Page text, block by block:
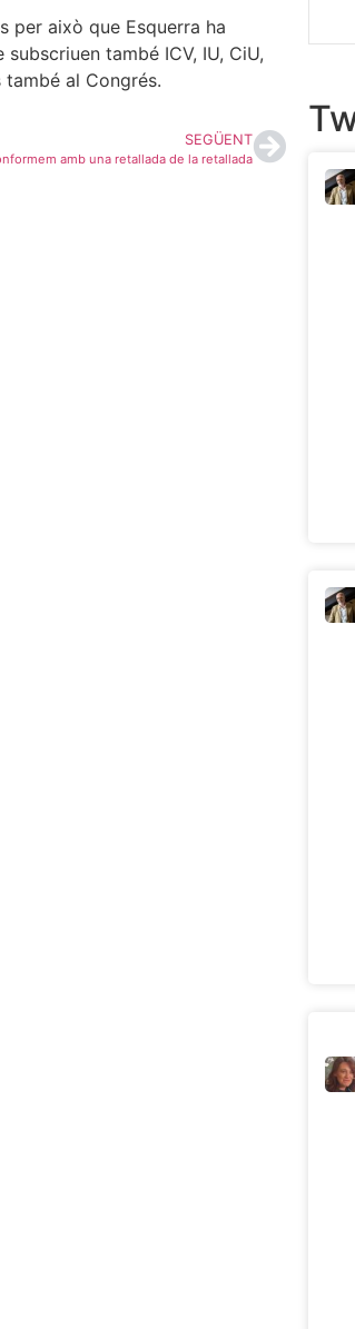
per això que Esquerra ha
també ICV, IU, CiU,
també al Congrés.
SEGÜENT
amb una retallada de la retallada